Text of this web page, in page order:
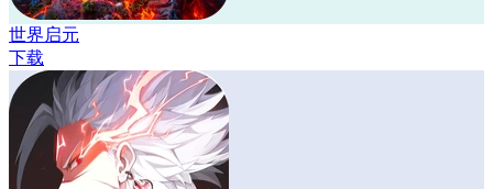
世界启元
下载